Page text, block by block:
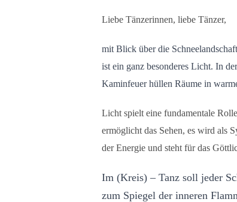
Liebe Tänzerinnen, liebe Tänzer,
mit Blick über die
ist ein ganz besonderes Licht. In
Kaminfeuer hüllen Räume in
Licht spielt eine fundamentale
ermöglicht das Sehen, es wird als
der Energie und steht für das
Im (Kreis) – Tanz soll jeder
zum Spiegel der inneren